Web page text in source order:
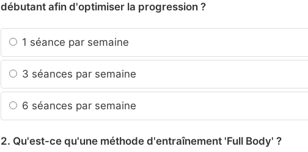
débutant afin d'optimiser la progression ?
1 séance par semaine
3 séances par semaine
6 séances par semaine
2. Qu'est-ce qu'une méthode d'entraînement 'Full Body' ?